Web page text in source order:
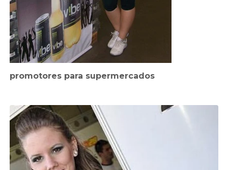
promotores para supermercados